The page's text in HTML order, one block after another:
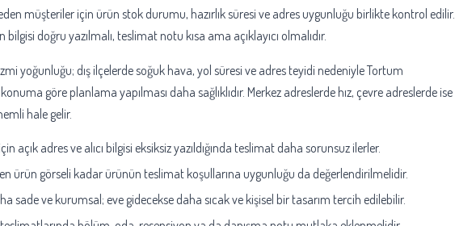
müşteriler için ürün stok durumu, hazırlık süresi ve adres uygunluğu birlikte kontrol edilir.
doğru yazılmalı, teslimat notu kısa ama açıklayıcı olmalıdır.
yoğunluğu; dış ilçelerde soğuk hava, yol süresi ve adres teyidi nedeniyle Tortum
göre planlama yapılması daha sağlıklıdır. Merkez adreslerde hız, çevre adreslerde ise
hale gelir.
için açık adres ve alıcı bilgisi eksiksiz yazıldığında teslimat daha sorunsuz ilerler.
ürün görseli kadar ürünün teslimat koşullarına uygunluğu da değerlendirilmelidir.
sade ve kurumsal; eve gidecekse daha sıcak ve kişisel bir tasarım tercih edilebilir.